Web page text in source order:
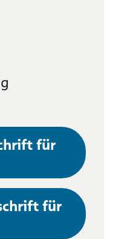
für
für